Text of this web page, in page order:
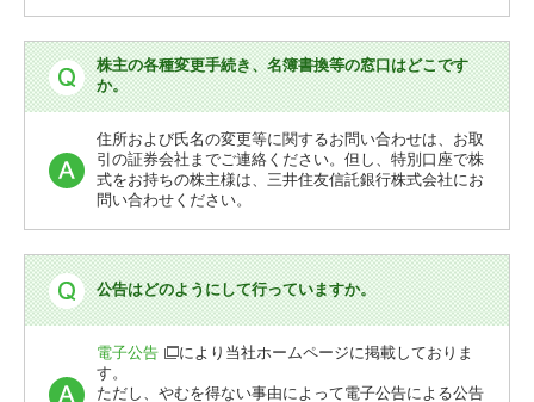
株主の各種変更手続き、名簿書換等の窓口はどこです
か。
住所および氏名の変更等に関するお問い合わせは、お取
引の証券会社までご連絡ください。但し、特別口座で株
式をお持ちの株主様は、三井住友信託銀行株式会社にお
問い合わせください。
公告はどのようにして行っていますか。
電子公告
により当社ホームページに掲載しておりま
す。
ただし、やむを得ない事由によって電子公告による公告